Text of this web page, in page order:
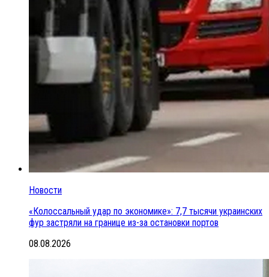
Новости
«Колоссальный удар по экономике»: 7,7 тысячи украинских
фур застряли на границе из-за остановки портов
08.08.2026